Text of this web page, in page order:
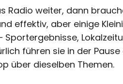
Radio weiter, dann
effektiv, aber einige
führen sie in der
über dieselben Themen.